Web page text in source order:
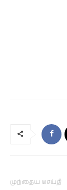
முந்தைய செய்தி